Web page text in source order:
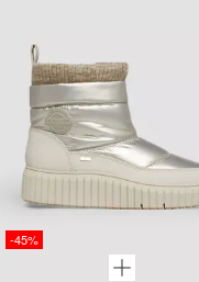
-45%